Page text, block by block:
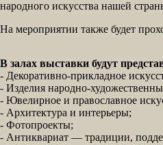
народного искусства нашей
На мероприятии также будет
В залах выставки будут
- Декоративно-прикладное
- Изделия народно-
- Ювелирное и православное
- Архитектура и интерьеры;
- Фотопроекты;
- Антиквариат — традиции,